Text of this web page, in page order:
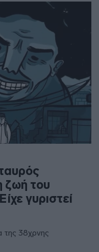
ζωή του
γυριστεί
της 38χρνης